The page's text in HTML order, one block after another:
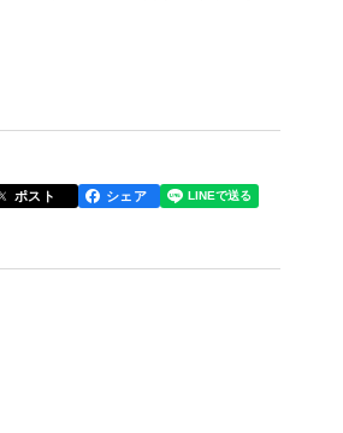
せた、まろやかで香ばしく
にやさしい自然のおいしさ
ポスト シェア